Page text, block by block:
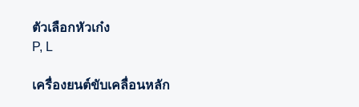
ตัวเลือกหัวเก๋ง
P, L
เครื่องยนต์ขับเคลื่อนหลัก